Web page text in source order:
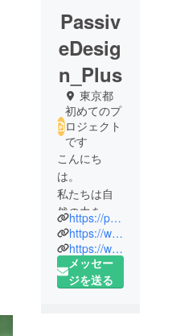
Passiv
eDesig
n_Plus
東京都
初めてのプ
ロジェクト
です
こんにち
は。
私たちは自
然の力を生
かし、冬暖
かく夏涼し
い家づくり
をしている
https://pd-plus.jp
https://www.instagram.com/passivedesign_plus
https://www.facebook.com/pdpluskm/
メッセー
ジを送る